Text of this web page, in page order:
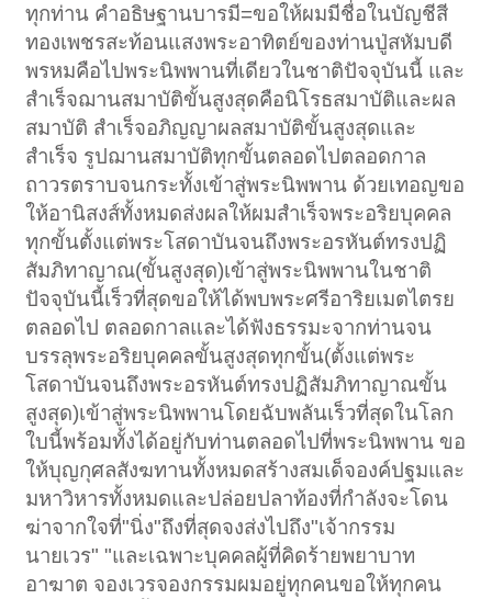
ทุกท่าน คำอธิษฐานบารมี=ขอให้ผมมีชื่อในบัญชีสี
ทองเพชรสะท้อนแสงพระอาทิตย์ของท่านปู่สหัมบดี
พรหมคือไปพระนิพพานที่เดียวในชาติปัจจุบันนี้ และ
สำเร็จฌานสมาบัติขั้นสูงสุดคือนิโรธสมาบัติและผล
สมาบัติ สำเร็จอภิญญาผลสมาบัติขั้นสูงสุดและ
สำเร็จ รูปฌานสมาบัติทุกขั้นตลอดไปตลอดกาล
ถาวรตราบจนกระทั้งเข้าสู่พระนิพพาน ด้วยเทอญขอ
ให้อานิสงส์ทั้งหมดส่งผลให้ผมสำเร็จพระอริยบุคคล
ทุกขั้นตั้งแต่พระโสดาบันจนถึงพระอรหันต์ทรงปฏิ
สัมภิทาญาณ(ขั้นสูงสุด)เข้าสู่พระนิพพานในชาติ
ปัจจุบันนี้เร็วที่สุดขอให้ได้พบพระศรีอาริยเมตไตรย
ตลอดไป ตลอดกาลและได้ฟังธรรมะจากท่านจน
บรรลุพระอริยบุคคลขั้นสูงสุดทุกขั้น(ตั้งแต่พระ
โสดาบันจนถึงพระอรหันต์ทรงปฏิสัมภิทาญาณขั้น
สูงสุด)เข้าสู่พระนิพพานโดยฉับพลันเร็วที่สุดในโลก
ใบนี้พร้อมทั้งได้อยู่กับท่านตลอดไปที่พระนิพพาน ขอ
ให้บุญกุศลสังฆทานทั้งหมดสร้างสมเด็จองค์ปฐมและ
มหาวิหารทั้งหมดและปล่อยปลาท้องที่กำลังจะโดน
ฆ่าจากใจที่"นิ่ง"ถึงที่สุดจงส่งไปถึง"เจ้ากรรม
นายเวร" "และเฉพาะบุคคลผู้ที่คิดร้ายพยาบาท
อาฆาต จองเวรจองกรรมผมอยู่ทุกคนขอให้ทุกคน